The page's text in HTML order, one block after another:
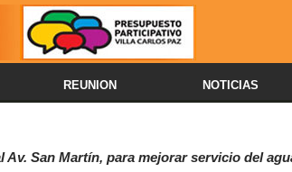
REUNION NOTICIAS
Av. San Martín, para mejorar servicio del